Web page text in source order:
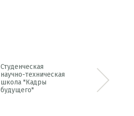
Студенческая
научно-техническая
школа "Кадры
будущего"
Next >>